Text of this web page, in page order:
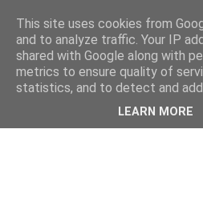
This site uses cookies from
and to analyze traffic. Your IP
shared with Google along with
metrics to ensure quality of
statistics, and to detect and
LEARN MORE